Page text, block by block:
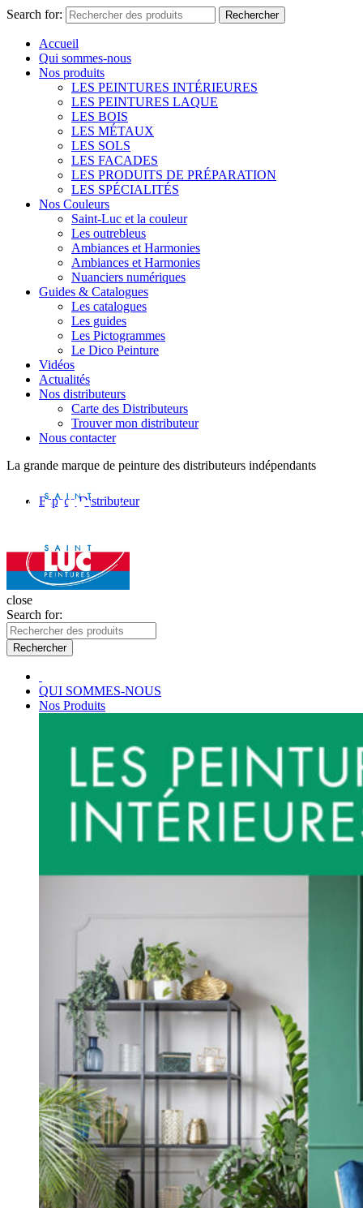
Search for: Rechercher
Accueil
Qui sommes-nous
Nos produits
LES PEINTURES INTÉRIEURES
LES PEINTURES LAQUE
LES BOIS
LES MÉTAUX
LES SOLS
LES FACADES
LES PRODUITS DE PRÉPARATION
LES SPÉCIALITÉS
Nos Couleurs
Saint-Luc et la couleur
Les outrebleus
Ambiances et Harmonies
Ambiances et Harmonies
Nuanciers numériques
Guides & Catalogues
Les catalogues
Les guides
Les Pictogrammes
Le Dico Peinture
Vidéos
Actualités
Nos distributeurs
Carte des Distributeurs
Trouver mon distributeur
Nous contacter
La grande marque de peinture des distributeurs indépendants
Espace Distributeur
close
Search for:
Rechercher
QUI SOMMES-NOUS
Nos Produits